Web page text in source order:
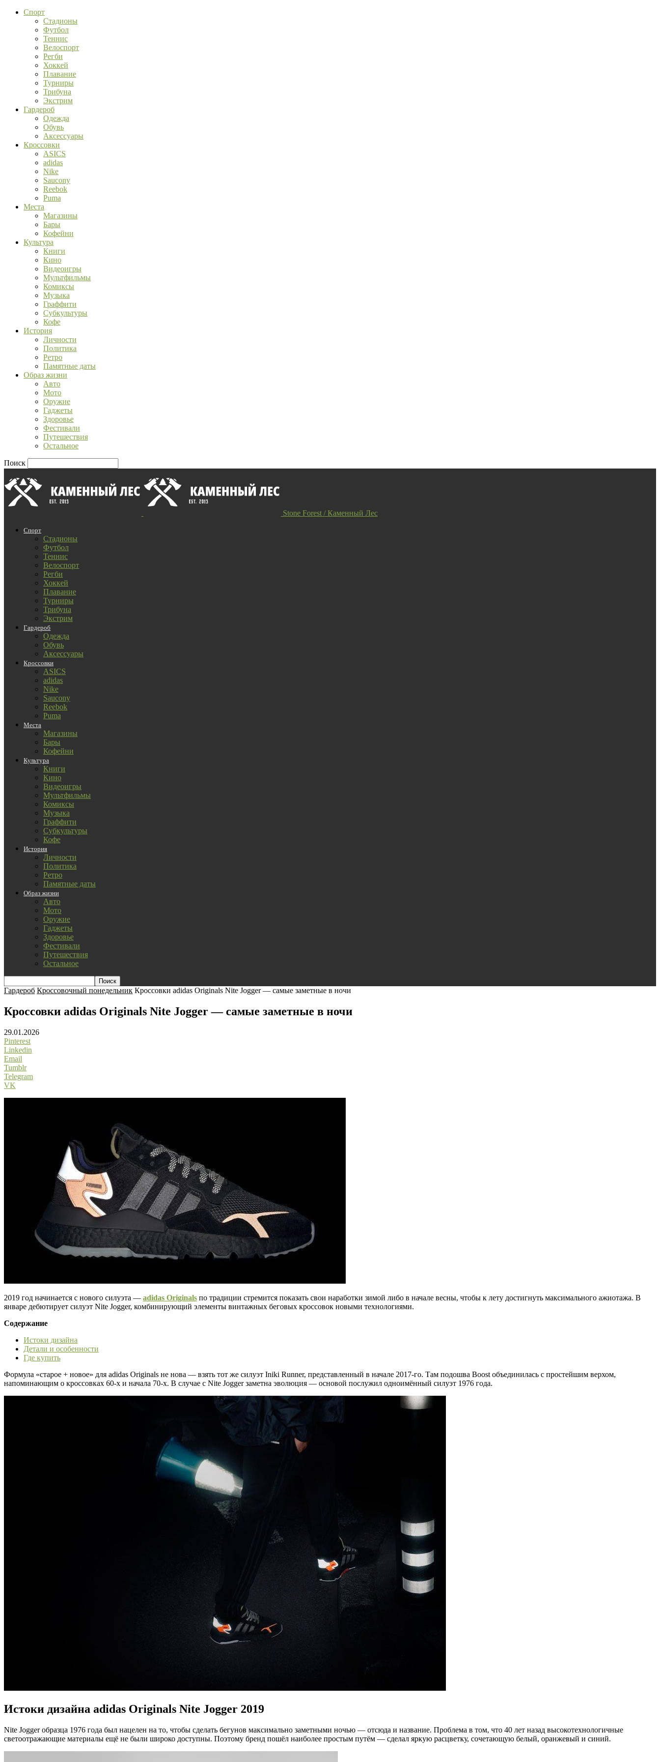
Спорт
Стадионы
Футбол
Теннис
Велоспорт
Регби
Хоккей
Плавание
Турниры
Трибуна
Экстрим
Гардероб
Одежда
Обувь
Аксессуары
Кроссовки
ASICS
adidas
Nike
Saucony
Reebok
Puma
Места
Магазины
Бары
Кофейни
Культура
Книги
Кино
Видеоигры
Мультфильмы
Комиксы
Музыка
Граффити
Субкультуры
Кофе
История
Личности
Политика
Ретро
Памятные даты
Образ жизни
Авто
Мото
Оружие
Гаджеты
Здоровье
Фестивали
Путешествия
Остальное
Поиск
Stone Forest / Каменный Лес
Спорт
Стадионы
Футбол
Теннис
Велоспорт
Регби
Хоккей
Плавание
Турниры
Трибуна
Экстрим
Гардероб
Одежда
Обувь
Аксессуары
Кроссовки
ASICS
adidas
Nike
Saucony
Reebok
Puma
Места
Магазины
Бары
Кофейни
Культура
Книги
Кино
Видеоигры
Мультфильмы
Комиксы
Музыка
Граффити
Субкультуры
Кофе
История
Личности
Политика
Ретро
Памятные даты
Образ жизни
Авто
Мото
Оружие
Гаджеты
Здоровье
Фестивали
Путешествия
Остальное
Гардероб Кроссовочный понедельник Кроссовки adidas Originals Nite Jogger — самые заметные в ночи
Кроссовки adidas Originals Nite Jogger — самые заметные в ночи
29.01.2026
Pinterest
Linkedin
Email
Tumblr
Telegram
VK
2019 год начинается с нового силуэта — adidas Originals по традиции стремится показать свои наработки зимой либо в начале весны, чтобы к лету достигнуть максимального ажиотажа. В
январе дебютирует силуэт Nite Jogger, комбинирующий элементы винтажных беговых кроссовок новыми технологиями.
Содержание
Истоки дизайна
Детали и особенности
Где купить
Формула «старое + новое» для adidas Originals не нова — взять тот же силуэт Iniki Runner, представленный в начале 2017-го. Там подошва Boost объединилась с простейшим верхом,
напоминающим о кроссовках 60-х и начала 70-х. В случае с Nite Jogger заметна эволюция — основой послужил одноимённый силуэт 1976 года.
Истоки дизайна adidas Originals Nite Jogger 2019
Nite Jogger образца 1976 года был нацелен на то, чтобы сделать бегунов максимально заметными ночью — отсюда и название. Проблема в том, что 40 лет назад высокотехнологичные
светоотражающие материалы ещё не были широко доступны. Поэтому бренд пошёл наиболее простым путём — сделал яркую расцветку, сочетающую белый, оранжевый и синий.